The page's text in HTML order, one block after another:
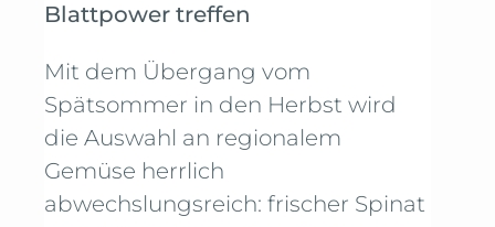
Blattpower treffen
Mit dem Übergang vom
Spätsommer in den Herbst wird
die Auswahl an regionalem
Gemüse herrlich
abwechslungsreich: frischer Spinat